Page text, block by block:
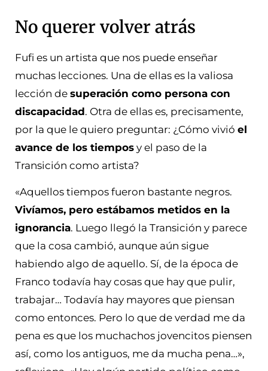
No querer volver atrás
Fufi es un artista que nos puede enseñar
muchas lecciones. Una de ellas es la valiosa
lección de superación como persona con
discapacidad. Otra de ellas es, precisamente,
por la que le quiero preguntar: ¿Cómo vivió el
avance de los tiempos y el paso de la
Transición como artista?
«Aquellos tiempos fueron bastante negros.
Vivíamos, pero estábamos metidos en la
ignorancia. Luego llegó la Transición y parece
que la cosa cambió, aunque aún sigue
habiendo algo de aquello. Sí, de la época de
Franco todavía hay cosas que hay que pulir,
trabajar… Todavía hay mayores que piensan
como entonces. Pero lo que de verdad me da
pena es que los muchachos jovencitos piensen
así, como los antiguos, me da mucha pena…»,